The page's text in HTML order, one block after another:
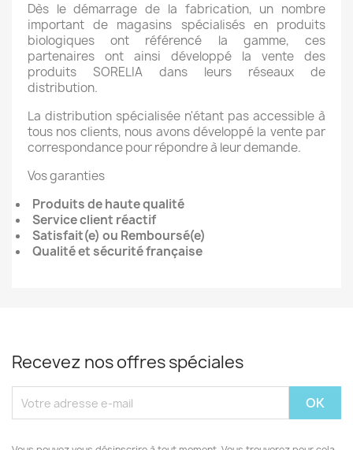
Dès le démarrage de la fabrication, un nombre
important de magasins spécialisés en produits
biologiques ont référencé la gamme, ces
partenaires ont ainsi développé la vente des
produits SORELIA dans leurs réseaux de
distribution.
La distribution spécialisée n'étant pas accessible à
tous nos clients, nous avons développé la vente par
correspondance pour répondre à leur demande.
Vos garanties
Produits de haute qualité
Service client réactif
Satisfait(e) ou Remboursé(e)
Qualité et sécurité française
Recevez nos offres spéciales